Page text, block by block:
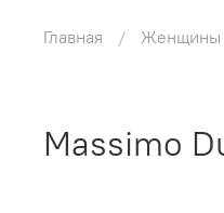
Главная Женщины
Massimo